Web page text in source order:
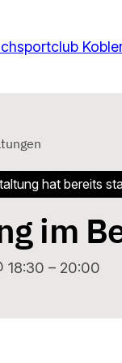
hat bereits
im
18:30 – 20:00